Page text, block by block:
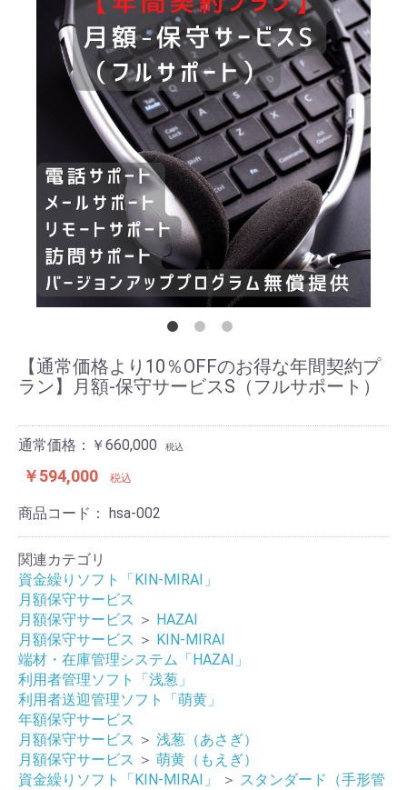
【通常価格より10％OFFのお得な年間契約プ
ラン】月額-保守サービスS（フルサポート）
通常価格：￥660,000 税込
￥594,000 税込
商品コード： hsa-002
関連カテゴリ
資金繰りソフト「KIN-MIRAI」
月額保守サービス
月額保守サービス ＞ HAZAI
月額保守サービス ＞ KIN-MIRAI
端材・在庫管理システム「HAZAI」
利用者管理ソフト「浅葱」
利用者送迎管理ソフト「萌黄」
年額保守サービス
月額保守サービス ＞ 浅葱（あさぎ）
月額保守サービス ＞ 萌黄（もえぎ）
資金繰りソフト「KIN-MIRAI」
＞ スタンダード（手形管